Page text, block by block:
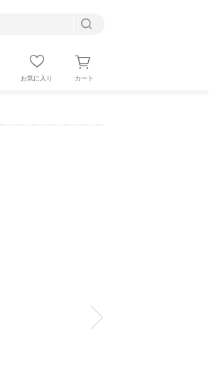
お気に入り カート